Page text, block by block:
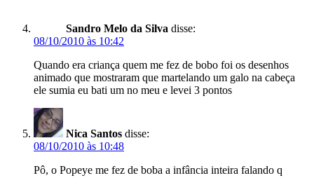
Sandro Melo da Silva disse:
08/10/2010 às 10:42
Quando era criança quem me fez de bobo foi os desenhos
animado que mostraram que martelando um galo na cabeça
ele sumia eu bati um no meu e levei 3 pontos
Nica Santos disse:
08/10/2010 às 10:48
Pô, o Popeye me fez de boba a infância inteira falando q